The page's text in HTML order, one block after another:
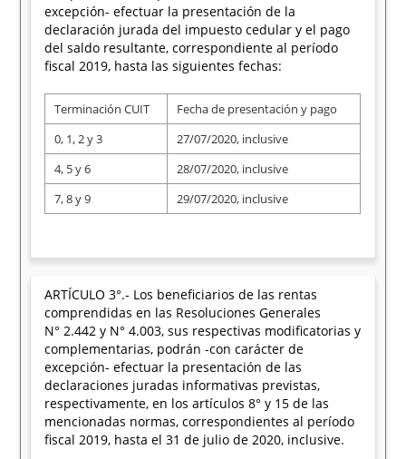
excepción- efectuar la presentación de la
declaración jurada del impuesto cedular y el pago
del saldo resultante, correspondiente al período
fiscal 2019, hasta las siguientes fechas:
Terminación CUIT
Fecha de presentación y pago
0, 1, 2 y 3
27/07/2020, inclusive
4, 5 y 6
28/07/2020, inclusive
7, 8 y 9
29/07/2020, inclusive
ARTÍCULO 3°.- Los beneficiarios de las rentas
comprendidas en las Resoluciones Generales
N° 2.442 y N° 4.003, sus respectivas modificatorias y
complementarias, podrán -con carácter de
excepción- efectuar la presentación de las
declaraciones juradas informativas previstas,
respectivamente, en los artículos 8° y 15 de las
mencionadas normas, correspondientes al período
fiscal 2019, hasta el 31 de julio de 2020, inclusive.